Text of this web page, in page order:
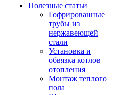
Полезные статьи
Гофрированные
трубы из
нержавеющей
стали
Установка и
обвязка котлов
отопления
Монтаж теплого
пола